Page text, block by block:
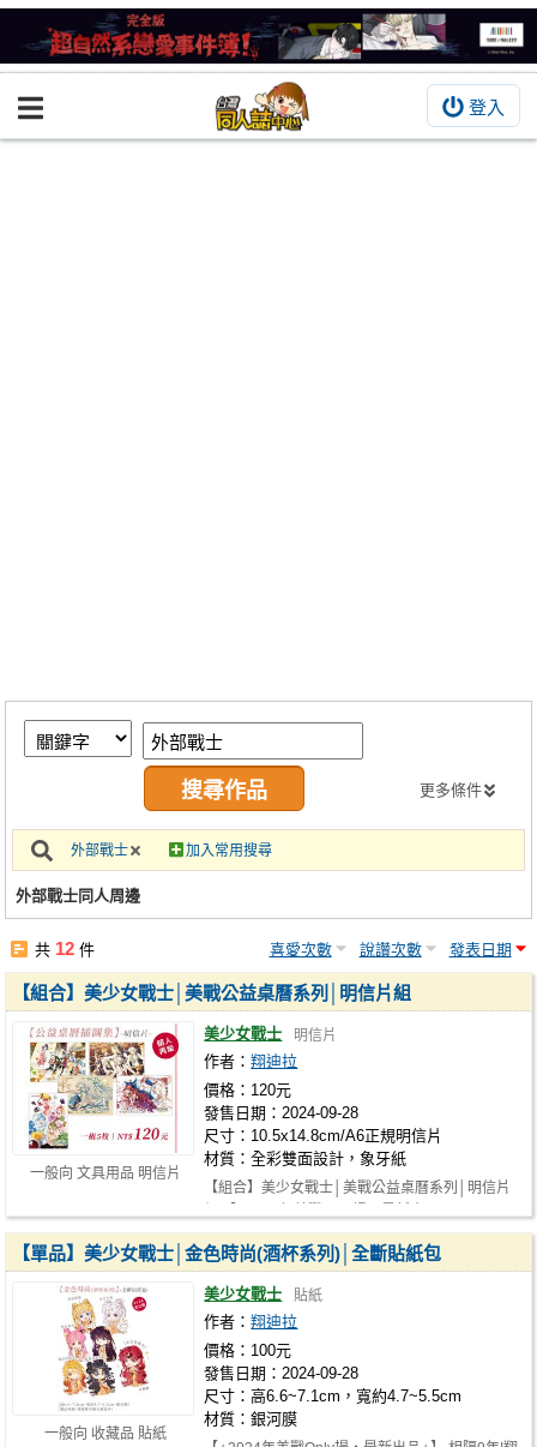
登入
BOOKY書集倉庫
繪圖藝廊
交流中心
攤位轉讓區
會員功能選單
註冊會員
更多條件
外部戰士 加入常用搜尋
外部戰士同人周邊
共 12 件 喜愛次數 說讚次數 發表日期
一般向 文具用品 明信片
【組合】美少女戰士│美戰公益桌曆系列│明信片組
美少女戰士 明信片
作者：翔迪拉
價格：120元
發售日期：2024-09-28
尺寸：10.5x14.8cm/A6正規明信片
材質：全彩雙面設計，象牙紙
【組合】美少女戰士│美戰公益桌曆系列│明信片
一般向 收藏品 貼紙
【單品】美少女戰士│金色時尚(酒杯系列)│全斷貼紙包
美少女戰士 貼紙
作者：翔迪拉
價格：100元
發售日期：2024-09-28
尺寸：高6.6~7.1cm，寬約4.7~5.5cm
材質：銀河膜